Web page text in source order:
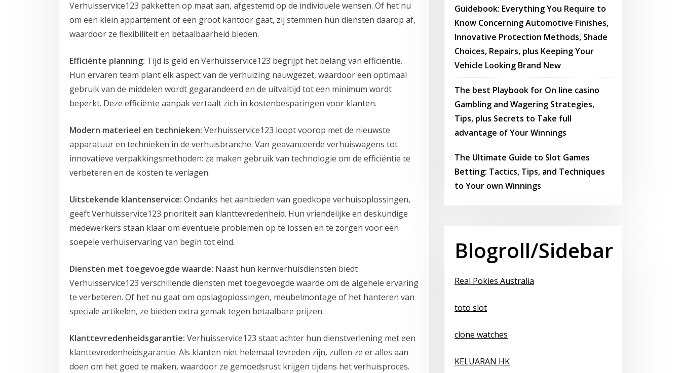
Verhuisservice123 pakketten op maat aan, afgestemd op de individuele wensen. Of het nu
om een klein appartement of een groot kantoor gaat, zij stemmen hun diensten daarop af,
waardoor ze flexibiliteit en betaalbaarheid bieden.
Efficiënte planning: Tijd is geld en Verhuisservice123 begrijpt het belang van efficiëntie.
Hun ervaren team plant elk aspect van de verhuizing nauwgezet, waardoor een optimaal
gebruik van de middelen wordt gegarandeerd en de uitvaltijd tot een minimum wordt
beperkt. Deze efficiënte aanpak vertaalt zich in kostenbesparingen voor klanten.
Modern materieel en technieken: Verhuisservice123 loopt voorop met de nieuwste
apparatuur en technieken in de verhuisbranche. Van geavanceerde verhuiswagens tot
innovatieve verpakkingsmethoden: ze maken gebruik van technologie om de efficiëntie te
verbeteren en de kosten te verlagen.
Uitstekende klantenservice: Ondanks het aanbieden van goedkope verhuisoplossingen,
geeft Verhuisservice123 prioriteit aan klanttevredenheid. Hun vriendelijke en deskundige
medewerkers staan klaar om eventuele problemen op te lossen en te zorgen voor een
soepele verhuiservaring van begin tot eind.
Diensten met toegevoegde waarde: Naast hun kernverhuisdiensten biedt
Verhuisservice123 verschillende diensten met toegevoegde waarde om de algehele ervaring
te verbeteren. Of het nu gaat om opslagoplossingen, meubelmontage of het hanteren van
speciale artikelen, ze bieden extra gemak tegen betaalbare prijzen.
Klanttevredenheidsgarantie: Verhuisservice123 staat achter hun dienstverlening met een
klanttevredenheidsgarantie. Als klanten niet helemaal tevreden zijn, zullen ze er alles aan
doen om het goed te maken, waardoor ze gemoedsrust krijgen tijdens het verhuisproces.
Guidebook: Everything You Require to
Know Concerning Automotive Finishes,
Innovative Protection Methods, Shade
Choices, Repairs, plus Keeping Your
Vehicle Looking Brand New
The best Playbook for On line casino
Gambling and Wagering Strategies,
Tips, plus Secrets to Take full
advantage of Your Winnings
The Ultimate Guide to Slot Games
Betting: Tactics, Tips, and Techniques
to Your own Winnings
Blogroll/Sidebar
Real Pokies Australia
toto slot
clone watches
KELUARAN HK